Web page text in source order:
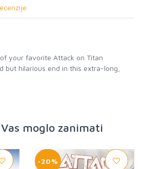
your favorite Attack on Titan
but hilarious end in this extra-long,
moglo zanimati
-20%